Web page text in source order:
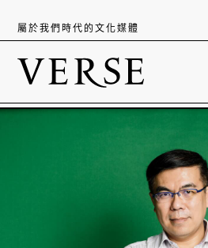
屬於我們時代的文化媒體